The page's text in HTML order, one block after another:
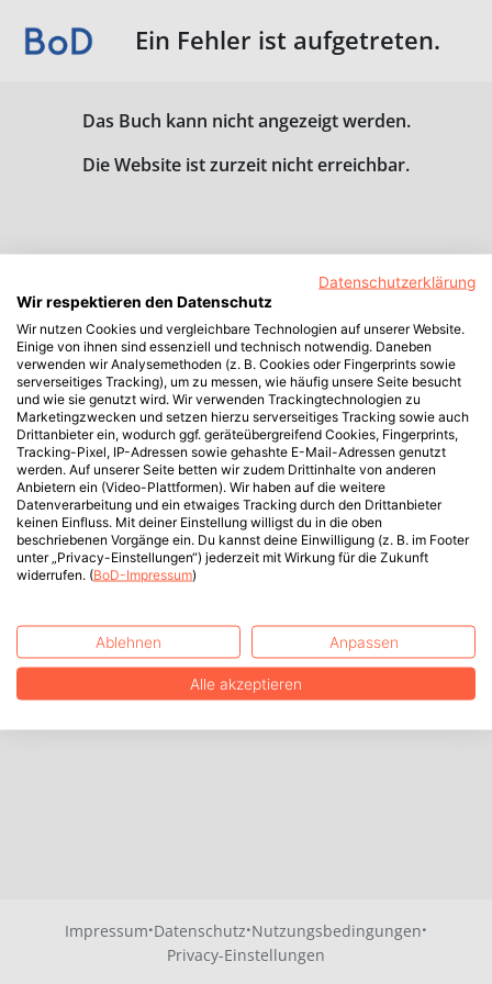
Ein Fehler ist aufgetreten.
Das Buch kann nicht angezeigt werden.
Die Website ist zurzeit nicht erreichbar.
Impressum·Datenschutz·Nutzungsbedingungen·
Privacy-Einstellungen
Datenschutzerklärung
Wir respektieren den Datenschutz
Wir nutzen Cookies und vergleichbare Technologien auf unserer Website.
Einige von ihnen sind essenziell und technisch notwendig. Daneben
verwenden wir Analysemethoden (z. B. Cookies oder Fingerprints sowie
serverseitiges Tracking), um zu messen, wie häufig unsere Seite besucht
und wie sie genutzt wird. Wir verwenden Trackingtechnologien zu
Marketingzwecken und setzen hierzu serverseitiges Tracking sowie auch
Drittanbieter ein, wodurch ggf. geräteübergreifend Cookies, Fingerprints,
Tracking-Pixel, IP-Adressen sowie gehashte E-Mail-Adressen genutzt
werden. Auf unserer Seite betten wir zudem Drittinhalte von anderen
Anbietern ein (Video-Plattformen). Wir haben auf die weitere
Datenverarbeitung und ein etwaiges Tracking durch den Drittanbieter
keinen Einfluss. Mit deiner Einstellung willigst du in die oben
beschriebenen Vorgänge ein. Du kannst deine Einwilligung (z. B. im Footer
unter „Privacy-Einstellungen“) jederzeit mit Wirkung für die Zukunft
widerrufen. (BoD-Impressum)
Ablehnen Anpassen
Alle akzeptieren